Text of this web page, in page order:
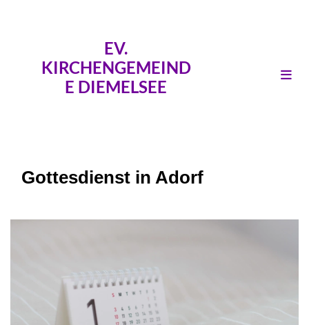
EV.
KIRCHENGEMEIND
E DIEMELSEE
Gottesdienst in Adorf